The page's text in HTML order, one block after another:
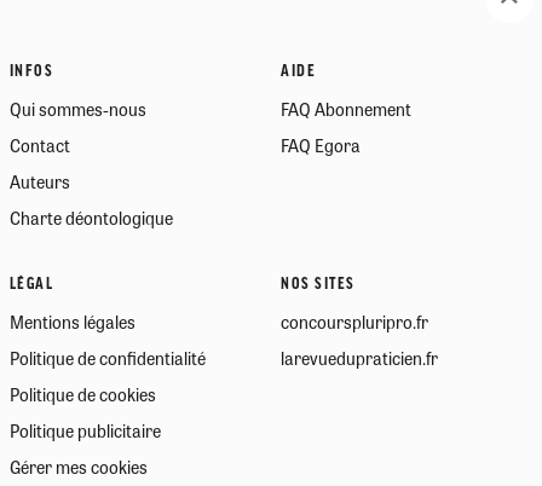
INFOS
Qui sommes-nous
Contact
Auteurs
Charte déontologique
AIDE
FAQ Abonnement
FAQ Egora
LÉGAL
Mentions légales
Politique de confidentialité
Politique de cookies
Politique publicitaire
Gérer mes cookies
NOS SITES
concourspluripro.fr
larevuedupraticien.fr